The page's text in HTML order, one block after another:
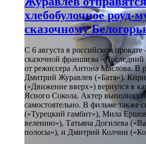
хлебобулочное роуд-
сказочному
С 6 августа в российском
сказочной франшизы «Последний
от режиссера Антона Маслова. В
Дмитрий Журавлев («Батя»).
(«Движение вверх») вернулся в
Ясного Сокола. Актер выполнял
самостоятельно. В фильме также
(«Турецкий гамбит»), Мила
велению»), Татьяна Догилева
полосы»), и Дмитрий Колчин